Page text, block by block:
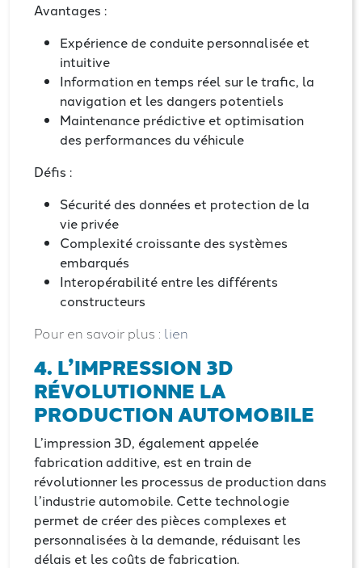
Avantages :
Expérience de conduite personnalisée et
intuitive
Information en temps réel sur le trafic, la
navigation et les dangers potentiels
Maintenance prédictive et optimisation
des performances du véhicule
Défis :
Sécurité des données et protection de la
vie privée
Complexité croissante des systèmes
embarqués
Interopérabilité entre les différents
constructeurs
Pour en savoir plus : lien
4. L’IMPRESSION 3D
RÉVOLUTIONNE LA
PRODUCTION AUTOMOBILE
L’impression 3D, également appelée
fabrication additive, est en train de
révolutionner les processus de production dans
l’industrie automobile. Cette technologie
permet de créer des pièces complexes et
personnalisées à la demande, réduisant les
délais et les coûts de fabrication.